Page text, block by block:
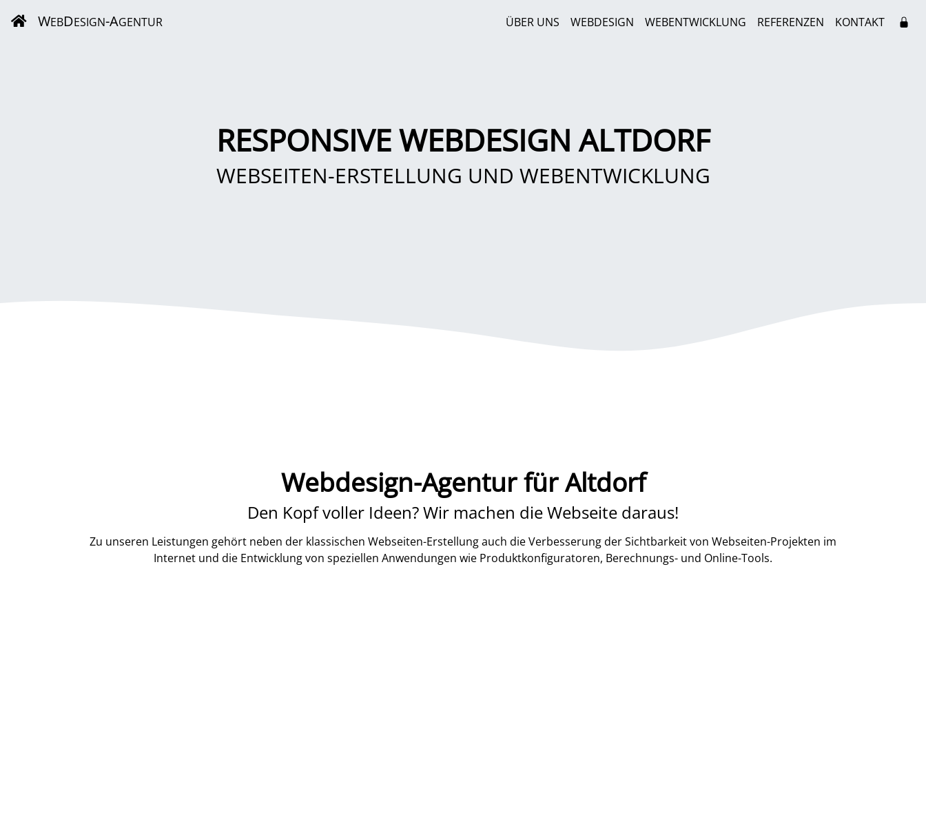
WEBDESIGN-AGENTUR ÜBER UNS WEBDESIGN WEBENTWICKLUNG REFERENZEN KONTAKT
RESPONSIVE WEBDESIGN ALTDORF
WEBSEITEN-ERSTELLUNG UND WEBENTWICKLUNG
Webdesign-Agentur für Altdorf
Den Kopf voller Ideen? Wir machen die Webseite daraus!
Zu unseren Leistungen gehört neben der klassischen Webseiten-Erstellung auch die Verbesserung der Sichtbarkeit von Webseiten-Projekten im
Internet und die Entwicklung von speziellen Anwendungen wie Produktkonfiguratoren, Berechnungs- und Online-Tools.